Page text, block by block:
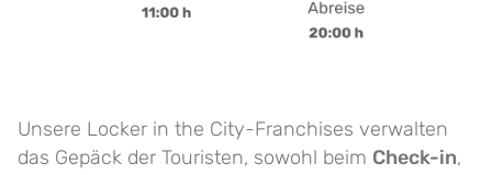
Unsere Locker in the City-Franchises verwalten
das Gepäck der Touristen, sowohl beim Check-in,